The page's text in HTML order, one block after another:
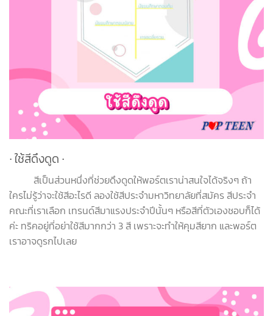
∙ ใช้สีดึงดูด ∙
สีเป็นส่วนหนึ่งที่ช่วยดึงดูดให้พอร์ตเราน่าสนใจได้จริงๆ ถ้า
ใครไม่รู้ว่าจะใช้สีอะไรดี ลองใช้สีประจำมหาวิทยาลัยที่สมัคร สีประจำ
คณะที่เราเลือก เทรนด์สีมาแรงประจำปีนั้นๆ หรือสีที่ตัวเองชอบก็ได้
ค่ะ ทริคอยู่ที่อย่าใช้สีมากกว่า 3 สี เพราะจะทำให้คุมสียาก และพอร์ต
เราอาจดูรกไปเลย